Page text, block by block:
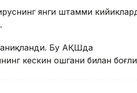
янги штамми
Бу АҚШда
кескин ошгани билан